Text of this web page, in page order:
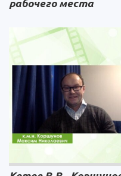
рабочего места